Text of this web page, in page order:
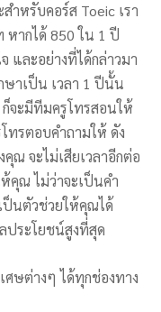
หรับคอร์ส Toeic เรา
หากได้ 850 ใน 1 ปี
และอย่างที่ได้กล่าวมา
ษาเป็น เวลา 1 ปีนั้น
ก็จะมีทีมครูโทรสอนให้
ทรตอบคำถามให้ ดัง
ณ จะไม่เสียเวลาอีกต่อ
คุณ ไม่ว่าจะเป็นคำ
นตัวช่วยให้คุณได้
ประโยชน์สูงที่สุด
ษต่างๆ ได้ทุกช่องทาง